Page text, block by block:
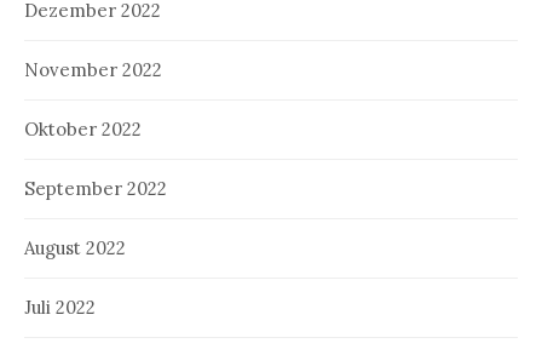
Dezember 2022
November 2022
Oktober 2022
September 2022
August 2022
Juli 2022